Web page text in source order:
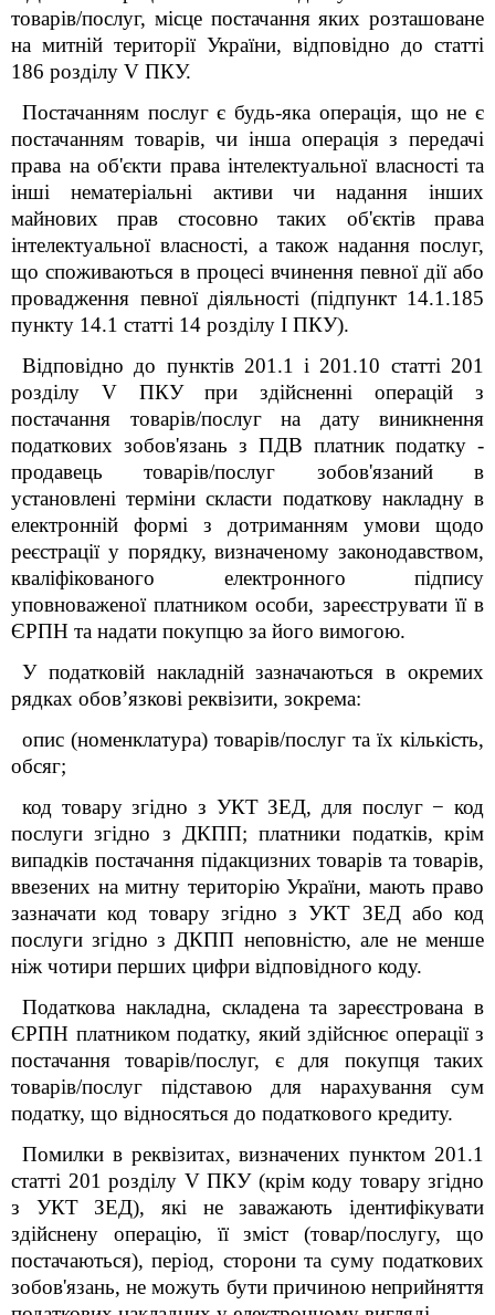
товарів/послуг, місце постачання яких розташоване
на митній території України, відповідно до статті
186 розділу V ПКУ.
Постачанням послуг є будь-яка операція, що не є
постачанням товарів, чи інша операція з передачі
права на об'єкти права інтелектуальної власності та
інші нематеріальні активи чи надання інших
майнових прав стосовно таких об'єктів права
інтелектуальної власності, а також надання послуг,
що споживаються в процесі вчинення певної дії або
провадження певної діяльності (підпункт 14.1.185
пункту 14.1 статті 14 розділу І ПКУ).
Відповідно до пунктів 201.1 і 201.10 статті 201
розділу V ПКУ при здійсненні операцій з
постачання товарів/послуг на дату виникнення
податкових зобов'язань з ПДВ платник податку -
продавець товарів/послуг зобов'язаний в
установлені терміни скласти податкову накладну в
електронній формі з дотриманням умови щодо
реєстрації у порядку, визначеному законодавством,
кваліфікованого електронного підпису
уповноваженої платником особи, зареєструвати її в
ЄРПН та надати покупцю за його вимогою.
У податковій накладній зазначаються в окремих
рядках обов’язкові реквізити, зокрема:
опис (номенклатура) товарів/послуг та їх кількість,
обсяг;
код товару згідно з УКТ ЗЕД, для послуг − код
послуги згідно з ДКПП; платники податків, крім
випадків постачання підакцизних товарів та товарів,
ввезених на митну територію України, мають право
зазначати код товару згідно з УКТ ЗЕД або код
послуги згідно з ДКПП неповністю, але не менше
ніж чотири перших цифри відповідного коду.
Податкова накладна, складена та зареєстрована в
ЄРПН платником податку, який здійснює операції з
постачання товарів/послуг, є для покупця таких
товарів/послуг підставою для нарахування сум
податку, що відносяться до податкового кредиту.
Помилки в реквізитах, визначених пунктом 201.1
статті 201 розділу V ПКУ (крім коду товару згідно
з УКТ ЗЕД), які не заважають ідентифікувати
здійснену операцію, її зміст (товар/послугу, що
постачаються), період, сторони та суму податкових
зобов'язань, не можуть бути причиною неприйняття